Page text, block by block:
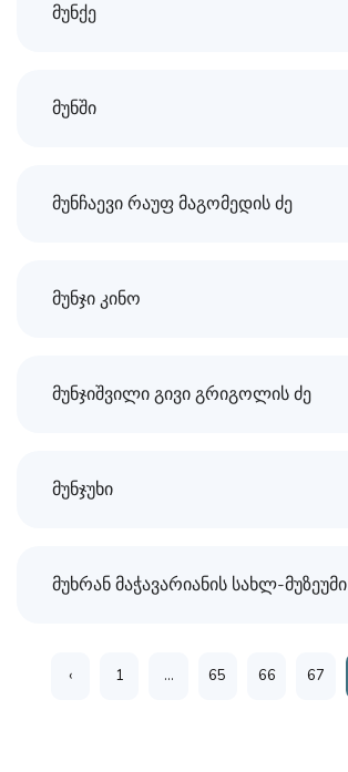
მუნქე
მუნში
მუნჩაევი რაუფ მაგომედის ძე
მუნჯი კინო
მუნჯიშვილი გივი გრიგოლის ძე
მუნჯუხი
მუხრან მაჭავარიანის სახლ-მუზეუმი
‹ 1 ... 65 66 67